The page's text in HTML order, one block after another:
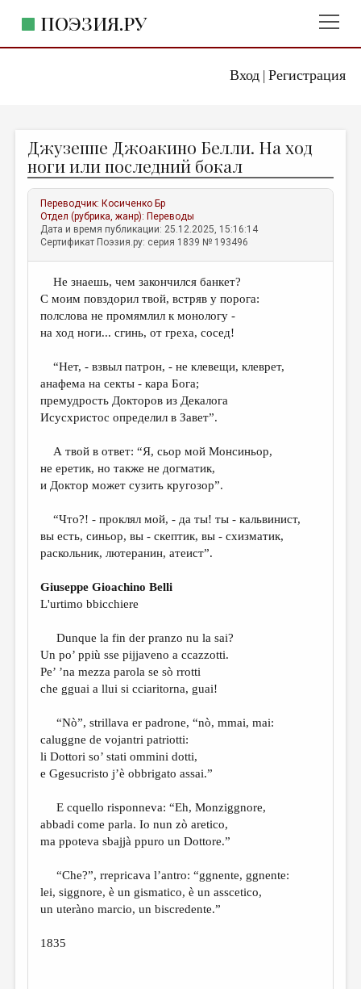
Вход| Регистрация
ПОЭЗИЯ.РУ
ЖАНРЫ
АВТОРЫ
КОММЕНТАРИИ
ЛИТСАЛОН
ПРАВИЛА САЙТА
ОТДЕЛЫ И РУБРИКИ
ДАЙДЖЕСТ
ПРОИЗВЕДЕНИЯ
КОНКУРСЫ
КНИЖНАЯ ПОЛКА
ОБЗОР ЛИТЕРАТУРЫ
СТРАНИЦЫ ПАМЯТИ
ОБЪЯВЛЕНИЯ
КОЛОНКА РЕДАКТОРА
РЕДКОЛЛЕГИЯ
ОТ РЕДАКЦИИ
МАЛАЯ ПРОЗА
ЭССЕИСТИКА
ЛИТЕРАТУРОВЕДЕНИЕ
КУЛЬТУРОВЕДЕНИЕ
ПУБЛИЦИСТИКА
РЕЦЕНЗИРОВАНИЕ
ЦИКЛЫ ПУБЛИКАЦИЙ
Джузеппе Джоакино Белли. На ход
ноги или последний бокал
Переводчик: Косиченко Бр
Отдел (рубрика, жанр): Переводы
Дата и время публикации: 25.12.2025, 15:16:14
Сертификат Поэзия.ру: серия 1839 № 193496
Не знаешь, чем закончился банкет?
С моим повздорил твой, встряв у порога:
полслова не промямлил к монологу -
на ход ноги... сгинь, от греха, сосед!
“Нет, - взвыл патрон, - не клевещи, клеврет,
анафема на секты - кара Бога;
премудрость Докторов из Декалога
Исусхристос определил в Завет”.
А твой в ответ: “Я, сьор мой Монсиньор,
не еретик, но также не догматик,
и Доктор может сузить кругозор”.
“Что?! - проклял мой, - да ты! ты - кальвинист,
вы есть, синьор, вы - скептик, вы - схизматик,
раскольник, лютеранин, атеист”.
Giuseppe Gioachino Belli
L'urtimo bbicchiere
Dunque la fin der pranzo nu la sai?
Un po’ ppiù sse pijjaveno a ccazzotti.
Pe’ ’na mezza parola se sò rrotti
che gguai a llui si cciaritorna, guai!
“Nò”, strillava er padrone, “nò, mmai, mai:
caluggne de vojantri patriotti:
li Dottori so’ stati ommini dotti,
e Ggesucristo j’è obbrigato assai.”
E cquello risponneva: “Eh, Monziggnore,
abbadi come parla. Io nun zò aretico,
ma ppoteva sbajjà ppuro un Dottore.”
“Che?”, rrepricava l’antro: “ggnente, ggnente:
lei, siggnore, è un gismatico, è un asscetico,
un uteràno marcio, un biscredente.”
1835